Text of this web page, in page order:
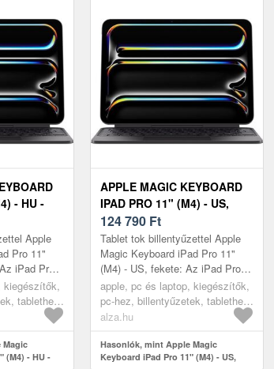
- HU -
Apple
Pro 11"
iPad Pro
készült
egy ...
kiegészítők,
tablethez
Magic
(M4) - HU -
APPLE MAGIC KEYBOARD
IPAD PRO 11" (M4) - US,
FEKETE
124 790 Ft
Tablet tok billentyűzettel Apple
Magic Keyboard iPad Pro 11"
(M4) - US, fekete: Az iPad Pro
11" (M4) készülékhez készült
Apple Magic Keyboard egy i...
apple, pc és laptop, kiegészítők,
pc-hez, billentyűzetek, tablethez
és telefonhoz
alza.hu
Hasonlók, mint Apple Magic
Keyboard iPad Pro 11" (M4) - US,